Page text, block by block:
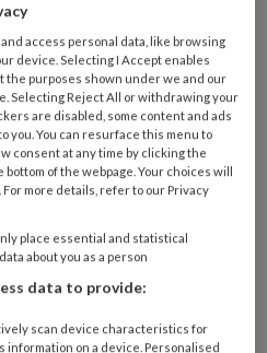
access personal data, like browsing
device. Selecting I Accept enables
the purposes shown under we and our
Selecting Reject All or withdrawing your
are disabled, some content and ads
you. You can resurface this menu to
consent at any time by clicking the
of the webpage. Your choices will
more details, refer to our Privacy
place essential and statistical
about you as a person
data to provide:
scan device characteristics for
information on a device. Personalised